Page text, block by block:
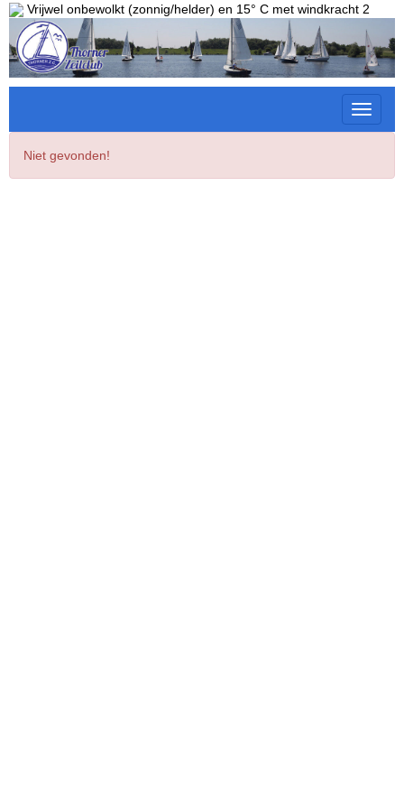
Vrijwel onbewolkt (zonnig/helder) en 15° C met windkracht 2
Toggle
Niet gevonden!